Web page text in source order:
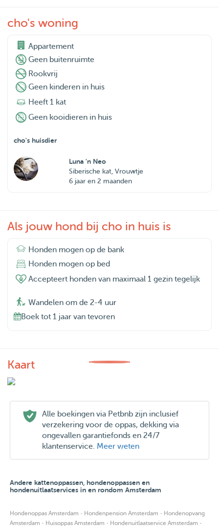
cho's woning
Appartement
Geen buitenruimte
Rookvrij
Geen kinderen in huis
Heeft 1 kat
Geen kooidieren in huis
cho's huisdier
Luna 'n Neo
Siberische kat, Vrouwtje
6 jaar en 2 maanden
Als jouw hond bij cho in huis is
Honden mogen op de bank
Honden mogen op bed
Accepteert honden van maximaal 1 gezin tegelijk
Wandelen om de 2-4 uur
Boek tot 1 jaar van tevoren
Kaart
Alle boekingen via Petbnb zijn inclusief
verzekering voor de oppas, dekking via
ongevallen garantiefonds en 24/7
klantenservice. Meer weten
Andere kattenoppassen, hondenoppassen en
hondenuitlaatservices in en rondom Amsterdam
Hondenoppas Amsterdam · Hondenpension Amsterdam · Hondenopvang
Amsterdam · Huisoppas Amsterdam · Hondenuitlaatservice Amsterdam ·